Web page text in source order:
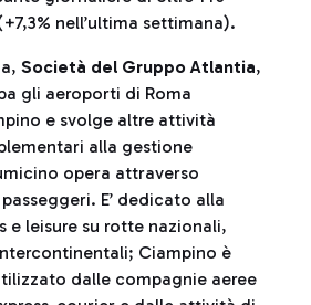
nell’ultima settimana).
Società del Gruppo Atlantia,
gli aeroporti di Roma
e svolge altre attività
alla gestione
opera attraverso
E’ dedicato alla
e leisure su rotte nazionali,
Ciampino è
dalle compagnie aeree